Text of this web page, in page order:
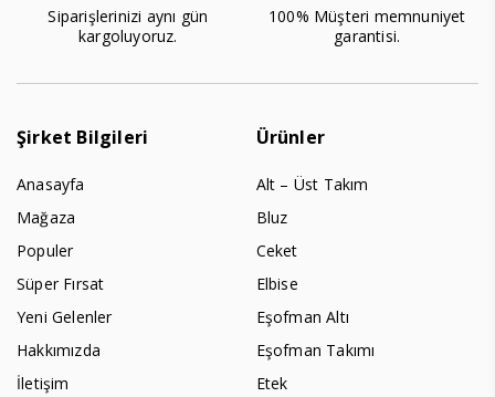
Siparişlerinizi aynı gün
kargoluyoruz.
100% Müşteri memnuniyet
garantisi.
Şirket Bilgileri
Anasayfa
Mağaza
Populer
Süper Fırsat
Yeni Gelenler
Hakkımızda
İletişim
Ürünler
Alt – Üst Takım
Bluz
Ceket
Elbise
Eşofman Altı
Eşofman Takımı
Etek